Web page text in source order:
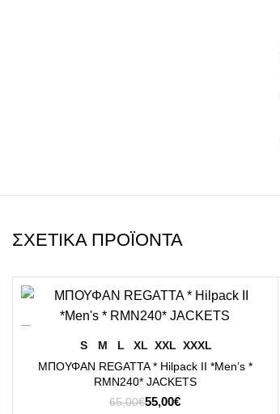
ΣΧΕΤΙΚΆ ΠΡΟΪΌΝΤΑ
ΕΠΙΛΟΓΉ
S M L XL XXL XXXL
ΜΠΟΥΦΑΝ REGATTA * Hilpack II *Men’s *
RMN240* JACKETS
65,00€Original
55,00€Η